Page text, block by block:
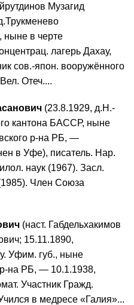
Музагид
ныне в черте
лагерь Дахау,
сов.-япон. вооружённого
Отеч....
(23.8.1929, д.Н.-
кантона БАССР, ныне
р-на РБ, —
в Уфе), писатель. Нар.
наук (1967). Засл.
Член Союза
(наст. Габдельхакимов
15.11.1890,
Уфим. губ., ныне
на РБ, — 10.1.1938,
Участник Гражд.
в медресе «Галия»...